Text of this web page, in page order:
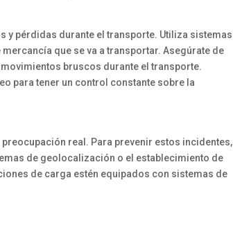
y pérdidas durante el transporte. Utiliza sistemas
que se va a transportar. Asegúrate de
bruscos durante el transporte.
para tener un control constante sobre la
real. Para prevenir estos incidentes,
de geolocalización o el establecimiento de
de carga estén equipados con sistemas de